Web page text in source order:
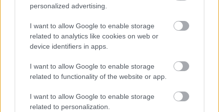
personalized advertising.
I want to allow Google to enable storage
related to analytics like cookies on web or
device identifiers in apps.
I want to allow Google to enable storage
related to functionality of the website or app.
I want to allow Google to enable storage
related to personalization.
válaszolta év végén az OSH vezető sportorvosa.
HIRDETÉS